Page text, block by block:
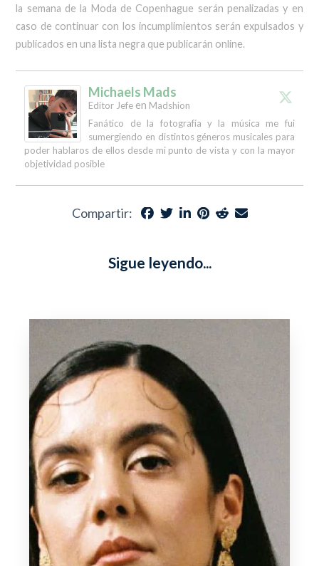
la semana de la Moda de Copenhague serán penalizadas y en
caso de continuar con los incumplimientos serán expulsados y
publicados en una lista negra que publicarán online.
Michaels Mads
Editor Jefe en Madshion
Fanático de la fotografía y la música me fui
sumergiendo en distintos géneros musicales para
poder hablaros de ellos desde mi punto de vista y con la mayor
objetividad posible
Compartir:
Sigue leyendo...